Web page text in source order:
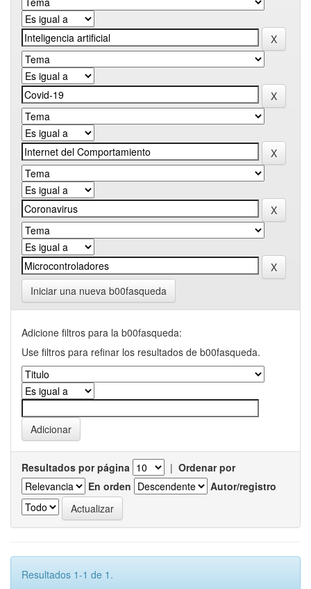
Iniciar una nueva b00fasqueda
Adicione filtros para la b00fasqueda:
Use filtros para refinar los resultados de b00fasqueda.
Resultados por página | Ordenar por
En orden
Autor/registro
Resultados 1-1 de 1.